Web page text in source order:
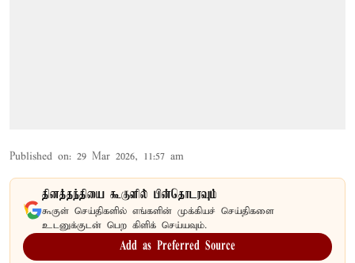
Published on: 29 Mar 2026, 11:57 am
தினத்தந்தியை கூகுளில் பின்தொடரவும்
கூகுள் செய்திகளில் எங்களின் முக்கியச் செய்திகளை
உடனுக்குடன் பெற கிளிக் செய்யவும்.
Add as Preferred Source